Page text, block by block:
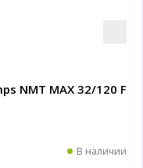
NMT MAX 32/120 F
В наличии